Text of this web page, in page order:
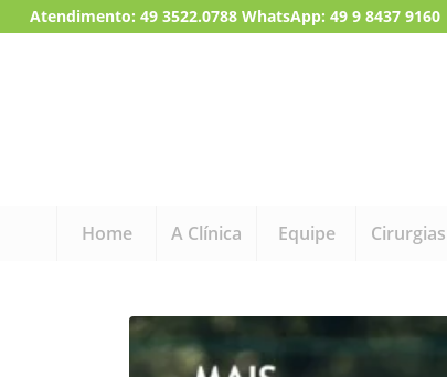
Atendimento: 49 3522.0788 WhatsApp: 49 9 8437 9160
Home A Clínica Equipe Cirurgias